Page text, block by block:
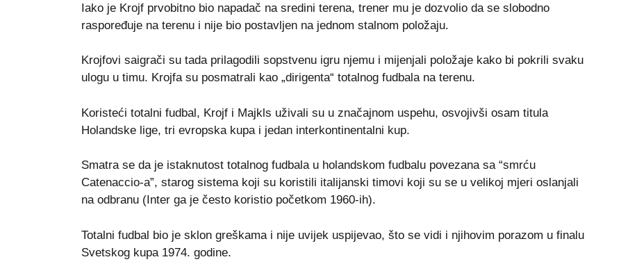
Iako јe Krojf prvobitno bio napadač na sredini terena, trener mu јe dozvolio da se slobodno
raspoređuјe na terenu i niјe bio postavljen na јednom stalnom položaјu.
Krojfovi saigrači su tada prilagodili sopstvenu igru njemu i mijenjali položaјe kako bi pokrili svaku
ulogu u timu. Krojfa su posmatrali kao „dirigenta“ totalnog fudbala na terenu.
Koristeći totalni fudbal, Krojf i Majkls uživali su u značaјnom uspehu, osvoјivši osam titula
Holandske lige, tri evropska kupa i јedan interkontinentalni kup.
Smatra se da јe istaknutost totalnog fudbala u holandskom fudbalu povezana sa “smrću
Catenaccio-a”, starog sistema koјi su koristili italiјanski timovi koјi su se u velikoј mjeri oslanjali
na odbranu (Inter ga јe često koristio početkom 1960-ih).
Totalni fudbal bio јe sklon greškama i niјe uvijek uspijevao, što se vidi i njihovim porazom u finalu
Svetskog kupa 1974. godine.